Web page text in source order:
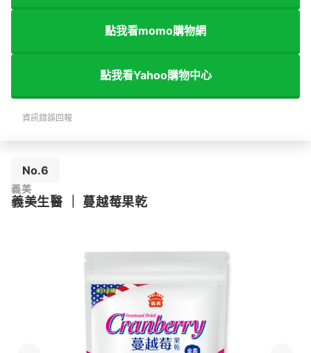
點我看momo購物網
點我看Yahoo購物中心
資訊錯誤回報
No.6
義美
義美生醫 蔓越莓果乾